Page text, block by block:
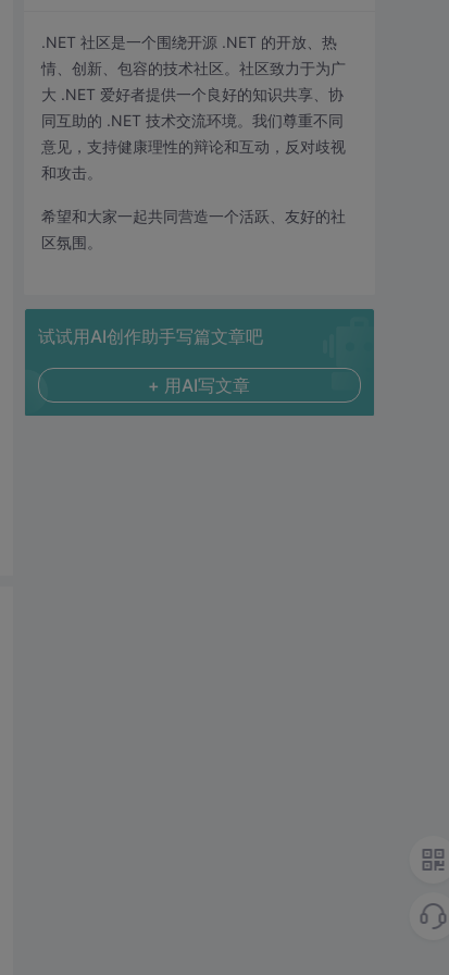
.NET 社区是一个围绕开源 .NET 的开放、热
情、创新、包容的技术社区。社区致力于为广
大 .NET 爱好者提供一个良好的知识共享、协
同互助的 .NET 技术交流环境。我们尊重不同
意见，支持健康理性的辩论和互动，反对歧视
和攻击。
希望和大家一起共同营造一个活跃、友好的社
区氛围。
试试用AI创作助手写篇文章吧
+ 用AI写文章